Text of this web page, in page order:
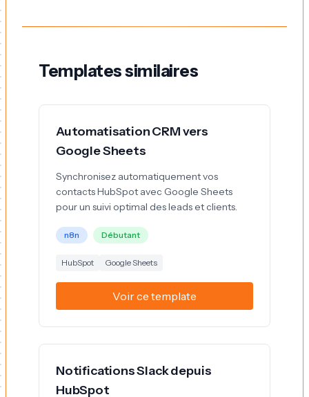
Templates similaires
Automatisation CRM vers
Google Sheets
Synchronisez automatiquement vos
contacts HubSpot avec Google Sheets
pour un suivi optimal des leads et clients.
n8n Débutant
HubSpot Google Sheets
Voir ce template
Notifications Slack depuis
HubSpot